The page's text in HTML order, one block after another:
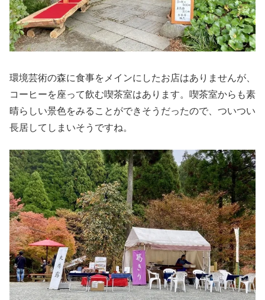
環境芸術の森に食事をメインにしたお店はありませんが、
コーヒーを座って飲む喫茶室はあります。喫茶室からも素
晴らしい景色をみることができそうだったので、ついつい
長居してしまいそうですね。